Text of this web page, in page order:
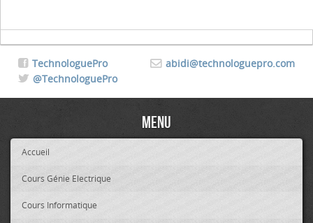
abidi@technologuepro.com
TechnologuePro
@TechnologuePro
Menu
Accueil
Cours Génie Electrique
Cours Informatique